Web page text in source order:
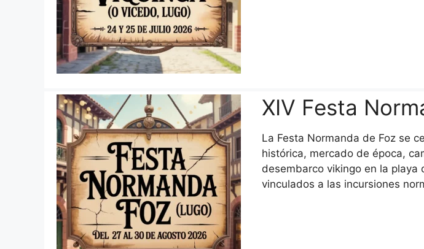
XIV Festa
La Festa Normanda de Foz se
histórica, mercado de época,
desembarco vikingo en la
vinculados a las incursiones